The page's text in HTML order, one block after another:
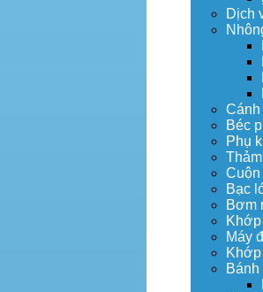
Dịch
Cánh
Béc
Phụ
Cuộn
Bạc
Bơm
Máy
Bánh